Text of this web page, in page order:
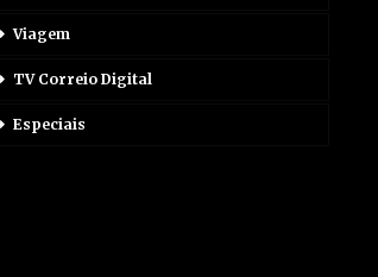
Viagem
TV Correio Digital
Especiais